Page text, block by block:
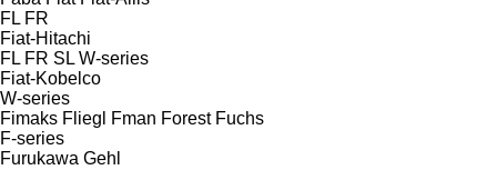
FL FR
Fiat-Hitachi
FL FR SL W-series
Fiat-Kobelco
W-series
Fimaks Fliegl Fman Forest Fuchs
F-series
Furukawa Gehl